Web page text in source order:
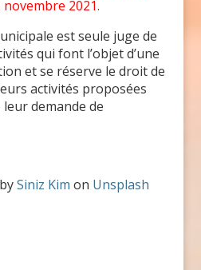
2021.
est seule juge de
qui font l’objet d’une
et se réserve le droit de
activités proposées
demande de
Siniz Kim on Unsplash